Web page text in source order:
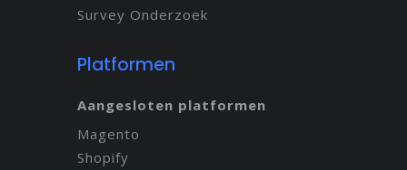
Survey Onderzoek
Platformen
Aangesloten platformen
Magento
Shopify